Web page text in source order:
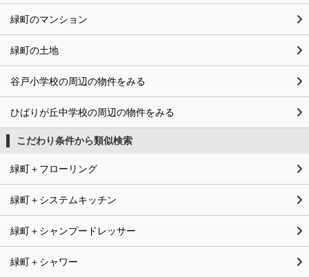
緑町のマンション
緑町の土地
谷戸小学校の周辺の物件をみる
ひばりが丘中学校の周辺の物件をみる
こだわり条件から類似検索
緑町＋フローリング
緑町＋システムキッチン
緑町＋シャンプードレッサー
緑町＋シャワー